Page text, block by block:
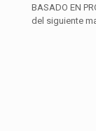
BASADO EN
del siguiente